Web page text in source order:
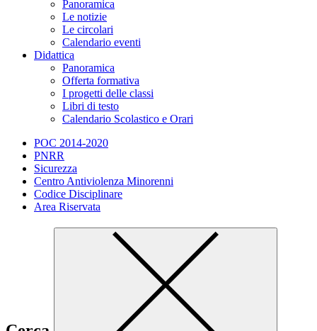
Panoramica
Le notizie
Le circolari
Calendario eventi
Didattica
Panoramica
Offerta formativa
I progetti delle classi
Libri di testo
Calendario Scolastico e Orari
POC 2014-2020
PNRR
Sicurezza
Centro Antiviolenza Minorenni
Codice Disciplinare
Area Riservata